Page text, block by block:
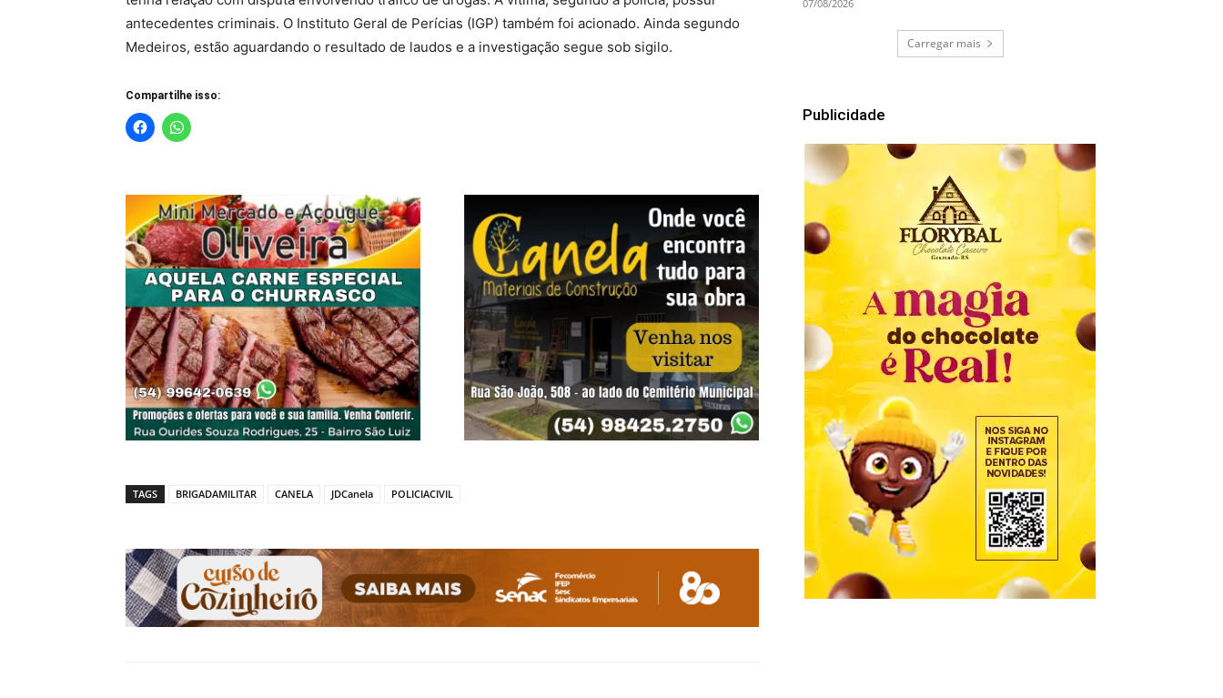
antecedentes criminais. O Instituto Geral de Perícias (IGP) também foi acionado. Ainda segundo
Medeiros, estão aguardando o resultado de laudos e a investigação segue sob sigilo.
Compartilhe isso:
TAGS BRIGADAMILITAR CANELA JDCanela POLICIACIVIL
07/08/2026
Carregar mais
Publicidade